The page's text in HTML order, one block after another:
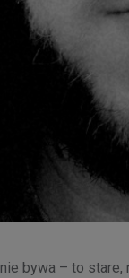
bywa – to stare,